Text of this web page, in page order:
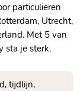
particulieren
Utrecht,
Met 5 van
sta je sterk.​
tijdlijn,